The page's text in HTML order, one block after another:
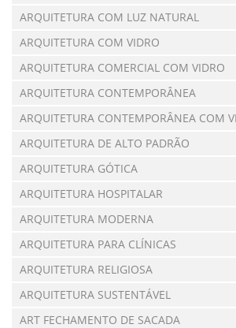
ARQUITETURA COM LUZ NATURAL
ARQUITETURA COM VIDRO
ARQUITETURA COMERCIAL COM VIDRO
ARQUITETURA CONTEMPORÂNEA
ARQUITETURA CONTEMPORÂNEA COM
ARQUITETURA DE ALTO PADRÃO
ARQUITETURA GÓTICA
ARQUITETURA HOSPITALAR
ARQUITETURA MODERNA
ARQUITETURA PARA CLÍNICAS
ARQUITETURA RELIGIOSA
ARQUITETURA SUSTENTÁVEL
ART FECHAMENTO DE SACADA